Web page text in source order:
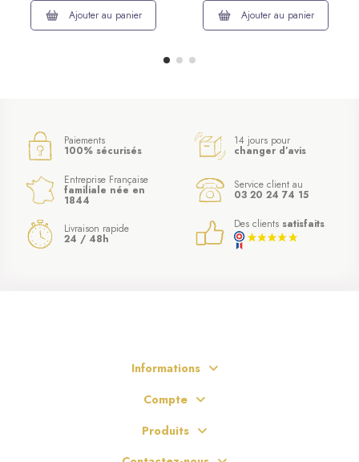
Ajouter au panier
Ajouter au panier
Paiements
100% sécurisés
14 jours pour
changer d’avis
Entreprise Française
familiale née en
1844
Service client au
03 20 24 74 15
Livraison rapide
24 / 48h
Des clients satisfaits
Informations
Compte
Produits